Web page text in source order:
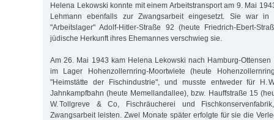
Helena Lekowski konnte mit einem Arbeitstransport am 9. Mai
Lehmann ebenfalls zur Zwangsarbeit eingesetzt. Sie war in
"Arbeitslager" Adolf-Hitler-Straße 92 (heute Friedrich-Ebert-
jüdische Herkunft ihres Ehemannes verschwieg sie.
Am 26. Mai 1943 kam Helena Lekowski nach Hamburg-
im Lager Hohenzollernring-Moortwiete (heute
"Heimstätte der Fischindustrie", und musste entweder für H.
Jahnkampfbahn (heute Memellandallee), bzw. Hauffstraße 15
W. Tollgreve & Co, Fischräucherei und
Zwangsarbeit leisten. Zwei Monate später erfolgte für sie die